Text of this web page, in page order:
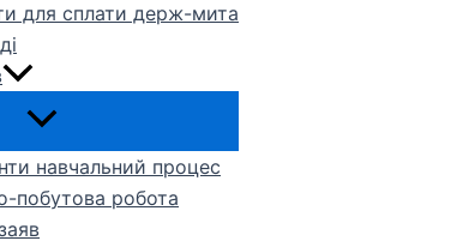
для сплати держ-мита
навчальний процес
побутова робота